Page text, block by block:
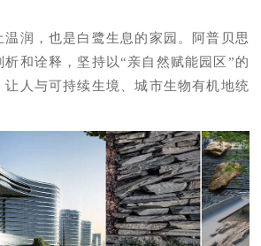
润，也是白鹭生息的家园。阿普贝思
和诠释，坚持以“亲自然赋能园区”的
让人与可持续生境、城市生物有机地统